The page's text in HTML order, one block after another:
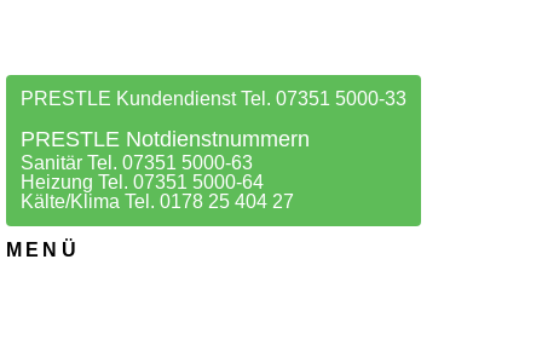
PRESTLE Kundendienst Tel. 07351 5000-33
PRESTLE Notdienstnummern
Sanitär Tel. 07351 5000-63
Heizung Tel. 07351 5000-64
Kälte/Klima Tel. 0178 25 404 27
MENÜ